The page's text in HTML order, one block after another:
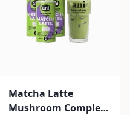
Matcha Latte
Mushroom Complex